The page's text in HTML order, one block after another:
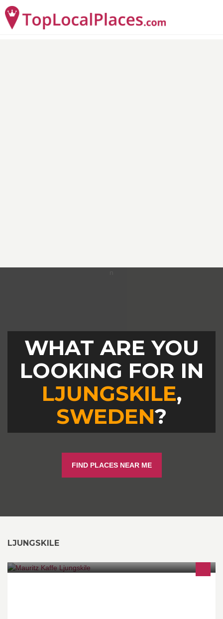
WHAT ARE YOU
LOOKING FOR IN
LJUNGSKILE,
SWEDEN?
FIND PLACES NEAR ME
LJUNGSKILE